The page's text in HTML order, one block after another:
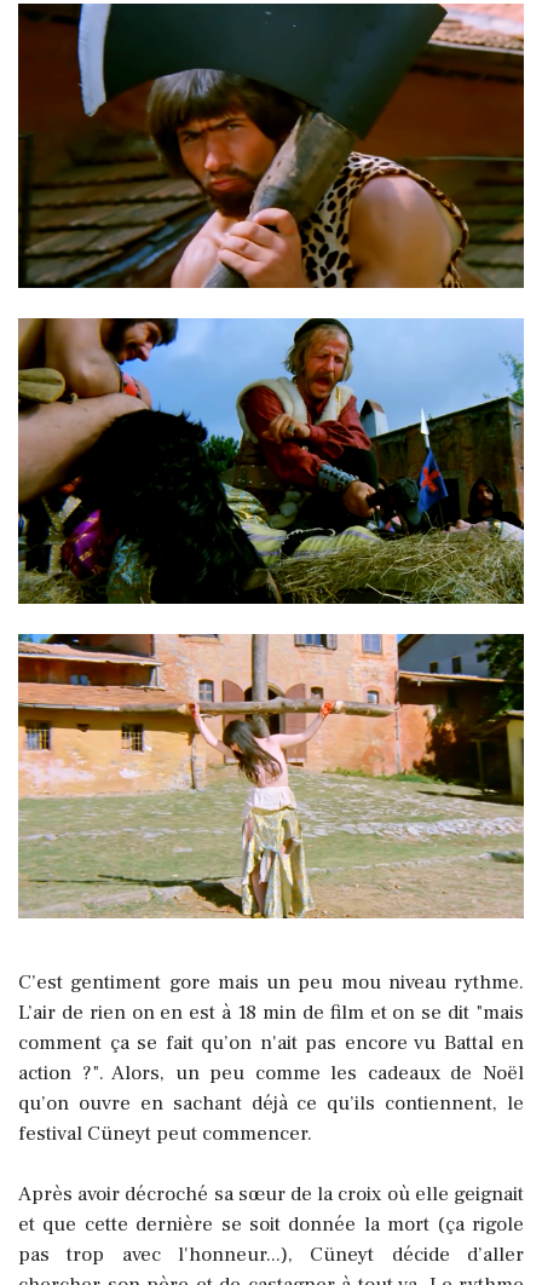
C’est gentiment gore mais un peu mou niveau rythme.
L’air de rien on en est à 18 min de film et on se dit "mais
comment ça se fait qu’on n'ait pas encore vu Battal en
action ?". Alors, un peu comme les cadeaux de Noël
qu’on ouvre en sachant déjà ce qu’ils contiennent, le
festival Cüneyt peut commencer.
Après avoir décroché sa sœur de la croix où elle geignait
et que cette dernière se soit donnée la mort (ça rigole
pas trop avec l'honneur...), Cüneyt décide d’aller